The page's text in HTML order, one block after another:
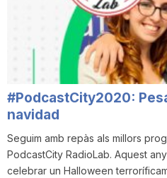
#PodcastCity2020:
navidad
Seguim amb repàs als millors
PodcastCity RadioLab. Aquest
celebrar un Halloween